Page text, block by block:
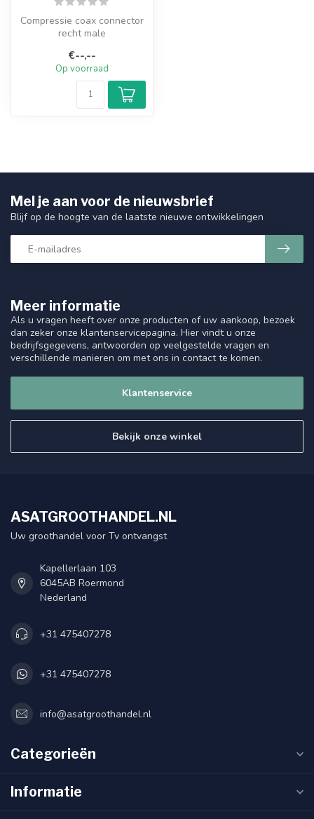
Compressie coax connector
recht male
€--,--
Op voorraad
Meer informatie
Als u vragen heeft over onze producten of uw aankoop, bezoek
dan zeker onze klantenservicepagina. Hier vindt u onze
bedrijfsgegevens, antwoorden op veelgestelde vragen en
verschillende manieren om met ons in contact te komen.
Klantenservice
Bekijk onze winkel
Mel je aan voor de nieuwsbrief
Blijf op de hoogte van de laatste nieuwe ontwikkelingen
ASATGROOTHANDEL.NL
Uw groothandel voor Tv ontvangst
Kapellerlaan 103
6045AB Roermond
Nederland
+31 475407278
+31 475407278
info@asatgroothandel.nl
Categorieën
Informatie